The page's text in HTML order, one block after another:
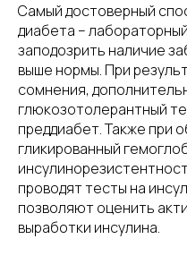
Самый достоверный
диабета –
заподозрить наличие
выше нормы. При
сомнения,
глюкозотолерантный
преддиабет. Также при
гликированный
проводят тесты на
позволяют оценить
выработки инсулина.